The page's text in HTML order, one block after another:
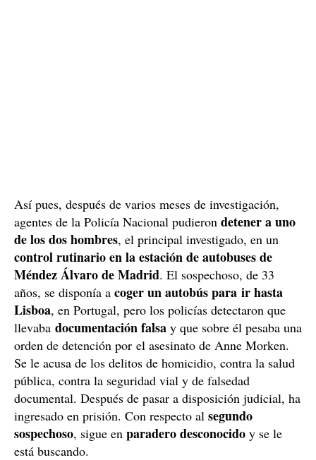
Así pues, después de varios meses de investigación,
agentes de la Policía Nacional pudieron detener a uno
de los dos hombres, el principal investigado, en un
control rutinario en la estación de autobuses de
Méndez Álvaro de Madrid. El sospechoso, de 33
años, se disponía a coger un autobús para ir hasta
Lisboa, en Portugal, pero los policías detectaron que
llevaba documentación falsa y que sobre él pesaba una
orden de detención por el asesinato de Anne Morken.
Se le acusa de los delitos de homicidio, contra la salud
pública, contra la seguridad vial y de falsedad
documental. Después de pasar a disposición judicial, ha
ingresado en prisión. Con respecto al segundo
sospechoso, sigue en paradero desconocido y se le
está buscando.